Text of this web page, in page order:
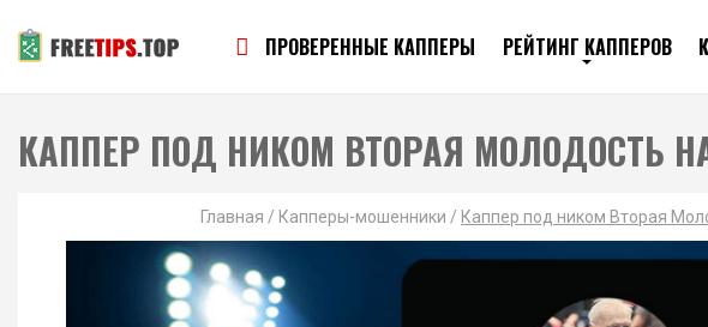
ПРОВЕРЕННЫЕ КАППЕРЫ РЕЙТИНГ КАППЕРОВ
КАППЕР ПОД НИКОМ ВТОРАЯ МОЛОДОСТЬ
Главная / Капперы-мошенники / Каппер под ником Вторая